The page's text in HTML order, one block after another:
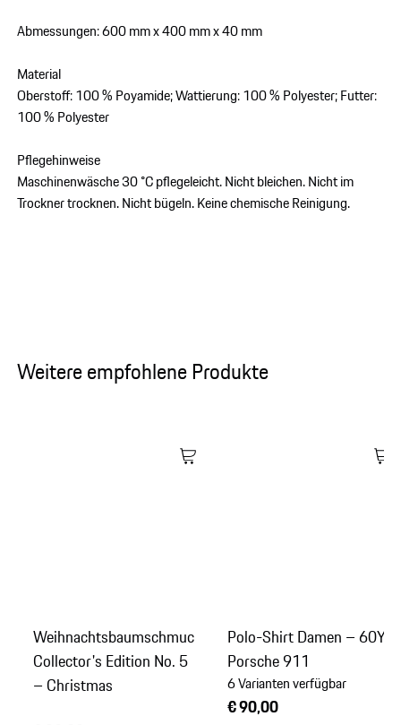
Abmessungen: 600 mm x 400 mm x 40 mm
Material
Oberstoff: 100 % Poyamide; Wattierung: 100 % Polyester; Futter:
100 % Polyester
Pflegehinweise
Maschinenwäsche 30 °C pflegeleicht. Nicht bleichen. Nicht im
Trockner trocknen. Nicht bügeln. Keine chemische Reinigung.
Weitere empfohlene Produkte
Weihnachtsbaumschmuck
Collector's Edition No. 5
– Christmas
Polo-Shirt Damen – 60Y
Porsche 911
6 Varianten verfügbar
€ 90,00